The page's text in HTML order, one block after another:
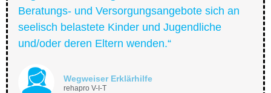
Beratungs- und Versorgungsangebote sich an
seelisch belastete Kinder und Jugendliche
und/oder deren Eltern wenden.“
Wegweiser Erklärhilfe
rehapro V-I-T